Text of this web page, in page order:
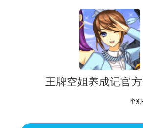
王牌空姐养成记官
个别